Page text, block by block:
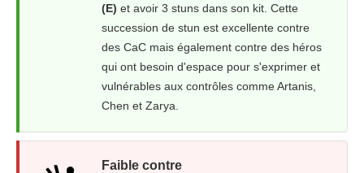
(E) et avoir 3 stuns dans son kit. Cette
succession de stun est excellente contre
des CaC mais également contre des héros
qui ont besoin d'espace pour s'exprimer et
vulnérables aux contrôles comme Artanis,
Chen et Zarya.
Faible contre